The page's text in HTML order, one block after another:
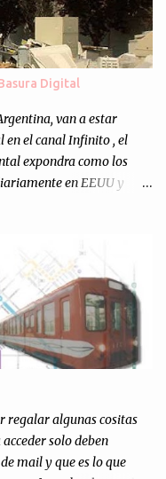
y a ustedes. Por eso se
La tarea no fué facil,
estudio, configurar
¿El resultado?
en vivo
el semanario es, para mi
Sinceram...
Digital
van a estar
en el canal Infinito , el
expondra como los
en EEUU y
lo que los
Edad Cibernetica". La
a las 21:00 hs. Me
ver por la hora, asi
regalar algunas cositas
solo deben
mail y que es lo que